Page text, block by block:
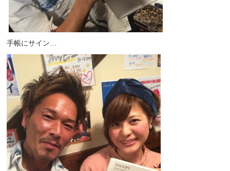
手帳にサイン…